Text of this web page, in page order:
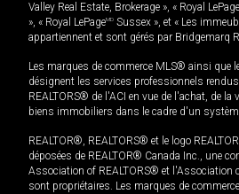
Valley Real Estate, Brokerage », « Royal LePage
», « Royal LePageMD Sussex », et « Les
appartiennent et sont gérés par Bridgemarq
Les marques de commerce MLS® ainsi que
désignent les services professionnels
REALTORS® de l'ACI en vue de l'achat, de la
biens immobiliers dans le cadre d'un
REALTOR®, REALTORS® et le logo
déposées de REALTOR® Canada Inc., une
Association of REALTORS® et l'Association
sont propriétaires. Les marques de